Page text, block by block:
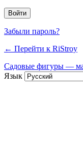
Забыли пароль?
← Перейти к RiStroy
Садовые фигуры —
Язык